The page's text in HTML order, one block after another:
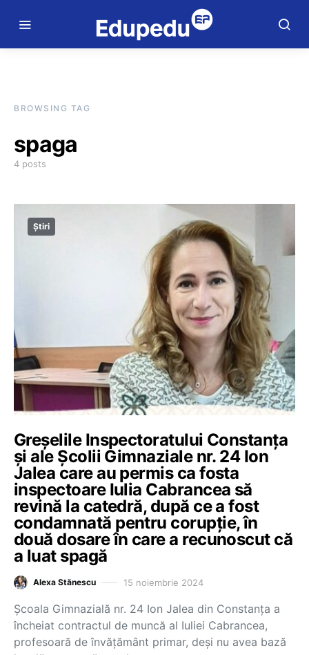
BROWSING TAG
spaga
4 posts
Știri
Greșelile Inspectoratului Constanța
și ale Școlii Gimnaziale nr. 24 Ion
Jalea care au permis ca fosta
inspectoare Iulia Cabrancea să
revină la catedră, după ce a fost
condamnată pentru corupție, în
două dosare în care a recunoscut că
a luat spagă
Alexa Stănescu 15 noiembrie 2024
Școala Gimnazială nr. 24 Ion Jalea din Constanța a
încheiat contractul de muncă al Iuliei Cabrancea,
profesoară de învățământ primar, deși nu avea bază